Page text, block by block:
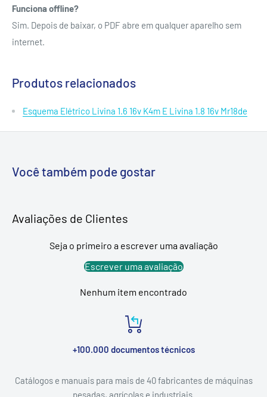
Funciona offline?
Sim. Depois de baixar, o PDF abre em qualquer aparelho sem
internet.
Produtos relacionados
Esquema Elétrico Livina 1.6 16v K4m E Livina 1.8 16v Mr18de
Você também pode gostar
Avaliações de Clientes
Seja o primeiro a escrever uma avaliação
Escrever uma avaliação
Nenhum item encontrado
+100.000 documentos técnicos
Catálogos e manuais para mais de 40 fabricantes de máquinas
pesadas, agrícolas e industriais.